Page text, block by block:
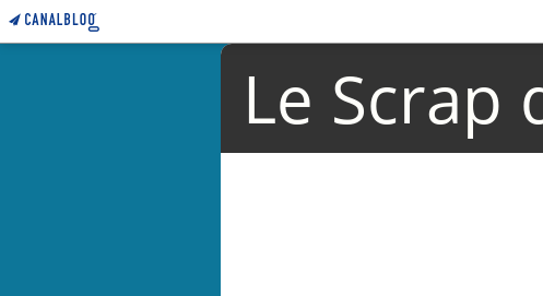
Le Scrap